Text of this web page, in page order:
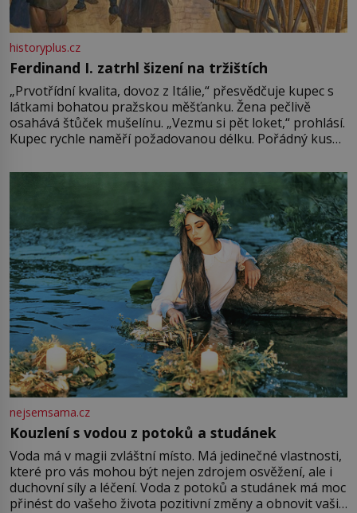
historyplus.cz
Ferdinand I. zatrhl šizení na tržištích
„Prvotřídní kvalita, dovoz z Itálie,“ přesvědčuje kupec s
látkami bohatou pražskou měšťanku. Žena pečlivě
osahává štůček mušelínu. „Vezmu si pět loket,“ prohlásí.
Kupec rychle naměří požadovanou délku. Pořádný kus
milostpaní. Stačí jenom na sukni,“ zhodnotí švadlena
množství růžového mušelínu. „Ošidili vás, podívejte.“
nejsemsama.cz
Kouzlení s vodou z potoků a studánek
Voda má v magii zvláštní místo. Má jedinečné vlastnosti,
které pro vás mohou být nejen zdrojem osvěžení, ale i
duchovní síly a léčení. Voda z potoků a studánek má moc
přinést do vašeho života pozitivní změny a obnovit vaši